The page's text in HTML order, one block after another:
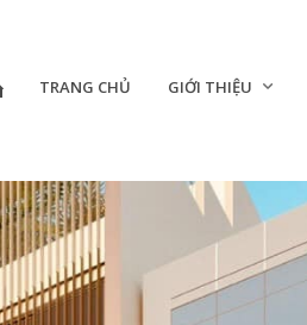
TRANG CHỦ GIỚI THIỆU